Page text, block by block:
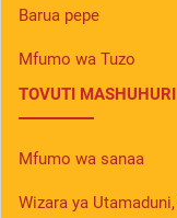
Barua pepe
Mfumo wa Tuzo
TOVUTI MASHUHURI
Mfumo wa sanaa
Wizara ya